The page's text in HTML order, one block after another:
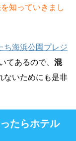
知っていきまし
ち海浜公園プレジ
てあるので、 混
ないためにも是非
たらホテル